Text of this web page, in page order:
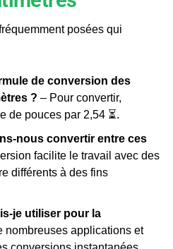
posées qui
de conversion des
? – Pour convertir,
de pouces par 2,54 ⏳.
nous convertir entre ces
facilite le travail avec des
différents à des fins
je utiliser pour la
nombreuses applications et